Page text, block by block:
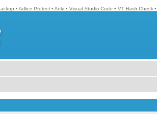
• Adlice Protect • Anki • Visual Studio Code • VT Hash Check •